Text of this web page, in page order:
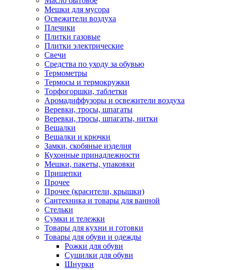
Мешки для мусора
Освежители воздуха
Плечики
Плитки газовые
Плитки электрические
Свечи
Средства по уходу за обувью
Термометры
Термосы и термокружки
Торфогоршки, таблетки
Аромадиффузоры и освежители воздуха
Веревки, тросы, шпагаты
Веревки, тросы, шпагаты, нитки
Вешалки
Вешалки и крючки
Замки, скобяные изделия
Кухонные принадлежности
Мешки, пакеты, упаковки
Прищепки
Прочее
Прочее (красители, крышки)
Сантехника и товары для ванной
Стельки
Сумки и тележки
Товары для кухни и готовки
Товары для обуви и одежды
Рожки для обуви
Сушилки для обуви
Шнурки